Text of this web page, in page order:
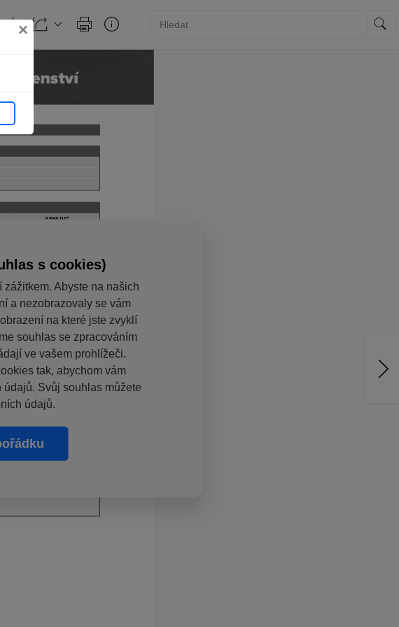
×
s cookies)
Abyste na našich
a nezobrazovaly se vám
na které jste zvyklí
souhlas se zpracováním
ve vašem prohlížeči.
tak, abychom vám
Svůj souhlas můžete
údajů.